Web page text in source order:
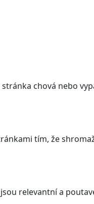
chová nebo
tím, že
relevantní a